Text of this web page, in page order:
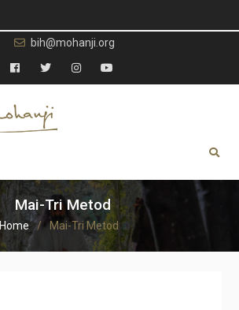
bih@mohanji.org
Facebook
TwitterInstagramYouTube
Mai-Tri Metod
Home Mai-Tri Metod